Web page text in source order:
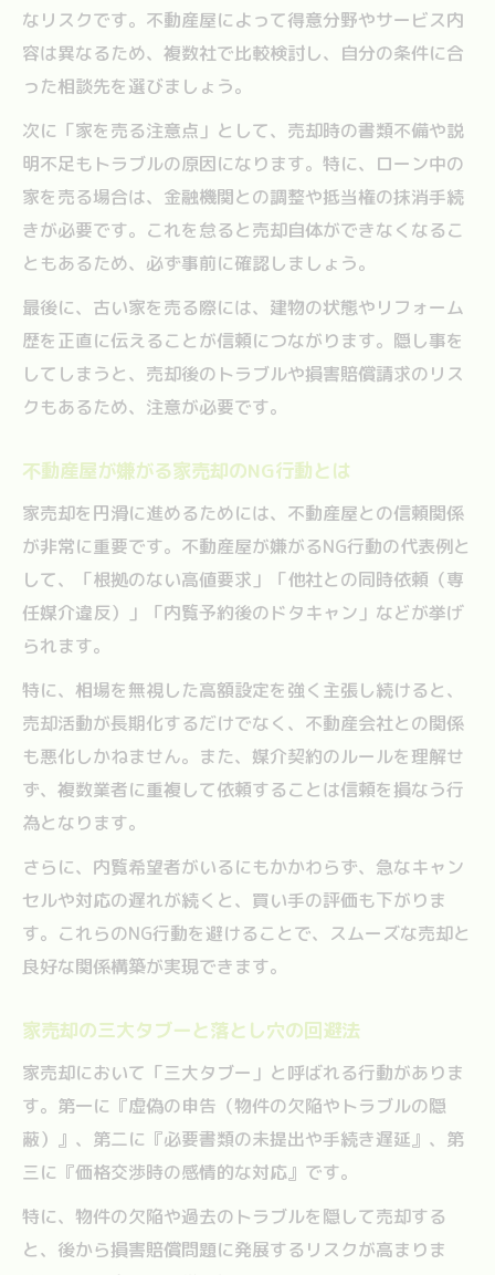
片付けから始める家売却の成功戦略
家売却前の片付けが重要な理由と手順
家売却で印象を良くする片付けのコツ
片付けが家売却価格に与える影響とは
家売却のための収納見直しポイント紹介
家売却前にやっておくべき片付けチェック
なリスクです。不動産屋によって得意分野やサービス内
容は異なるため、複数社で比較検討し、自分の条件に合
った相談先を選びましょう。
次に「家を売る注意点」として、売却時の書類不備や説
明不足もトラブルの原因になります。特に、ローン中の
家を売る場合は、金融機関との調整や抵当権の抹消手続
きが必要です。これを怠ると売却自体ができなくなるこ
ともあるため、必ず事前に確認しましょう。
最後に、古い家を売る際には、建物の状態やリフォーム
歴を正直に伝えることが信頼につながります。隠し事を
してしまうと、売却後のトラブルや損害賠償請求のリス
クもあるため、注意が必要です。
不動産屋が嫌がる家売却のNG行動とは
家売却を円滑に進めるためには、不動産屋との信頼関係
が非常に重要です。不動産屋が嫌がるNG行動の代表例と
して、「根拠のない高値要求」「他社との同時依頼（専
任媒介違反）」「内覧予約後のドタキャン」などが挙げ
られます。
特に、相場を無視した高額設定を強く主張し続けると、
売却活動が長期化するだけでなく、不動産会社との関係
も悪化しかねません。また、媒介契約のルールを理解せ
ず、複数業者に重複して依頼することは信頼を損なう行
為となります。
さらに、内覧希望者がいるにもかかわらず、急なキャン
セルや対応の遅れが続くと、買い手の評価も下がりま
す。これらのNG行動を避けることで、スムーズな売却と
良好な関係構築が実現できます。
家売却の三大タブーと落とし穴の回避法
家売却において「三大タブー」と呼ばれる行動がありま
す。第一に『虚偽の申告（物件の欠陥やトラブルの隠
蔽）』、第二に『必要書類の未提出や手続き遅延』、第
三に『価格交渉時の感情的な対応』です。
特に、物件の欠陥や過去のトラブルを隠して売却する
と、後から損害賠償問題に発展するリスクが高まりま